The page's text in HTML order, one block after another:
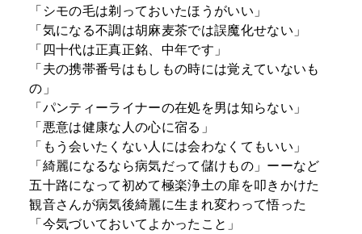
「シモの毛は剃っておいたほうがいい」
「気になる不調は胡麻麦茶では誤魔化せない」
「四十代は正真正銘、中年です」
「夫の携帯番号はもしもの時には覚えていないも
の」
「パンティーライナーの在処を男は知らない」
「悪意は健康な人の心に宿る」
「もう会いたくない人には会わなくてもいい」
「綺麗になるなら病気だって儲けもの」ーーなど
五十路になって初めて極楽浄土の扉を叩きかけた
観音さんが病気後綺麗に生まれ変わって悟った
「今気づいておいてよかったこと」